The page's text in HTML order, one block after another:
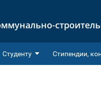
Студенту Cтипендии,